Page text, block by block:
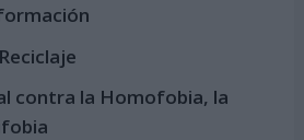
contra la Homofobia, la